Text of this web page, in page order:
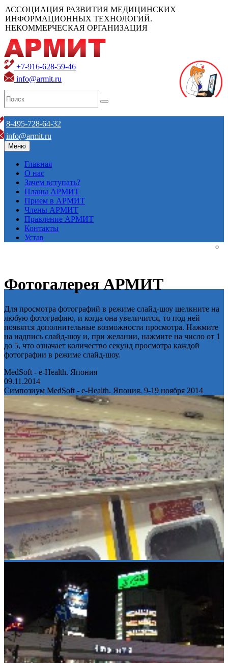
АССОЦИАЦИЯ РАЗВИТИЯ МЕДИЦИНСКИХ
ИНФОРМАЦИОННЫХ ТЕХНОЛОГИЙ.
НЕКОММЕРЧЕСКАЯ ОРГАНИЗАЦИЯ
+7-916-628-59-46
info@armit.ru
8-495-728-64-32
info@armit.ru
Меню
Главная
О нас
Зачем вступать?
Планы АРМИТ
Прием в АРМИТ
Члены АРМИТ
Правление АРМИТ
Контакты
Устав
Фотогалерея АРМИТ
Для просмотра фотографий в режиме слайд-шоу щелкните на
любую фотографию, и когда она увеличится, то под ней
появятся дополнительные возможности просмотра. Нажмите
на надпись слайд-шоу и, при желании, нажмите на число от 1
до 5, что означает количество секунд просмотра каждой
фотографии в режиме слайд-шоу.
MedSoft - e-Health. Япония
09.11.2014
Симпозиум MedSoft - e-Health. Япония. 9-19 ноября 2014